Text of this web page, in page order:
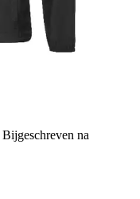
Bijgeschreven na